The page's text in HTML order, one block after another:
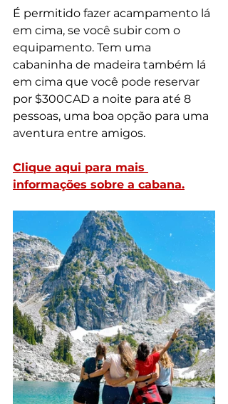
É permitido fazer acampamento lá
em cima, se você subir com o
equipamento. Tem uma
cabaninha de madeira também lá
em cima que você pode reservar
por $300CAD a noite para até 8
pessoas, uma boa opção para uma
aventura entre amigos.
Clique aqui para mais
informações sobre a cabana.